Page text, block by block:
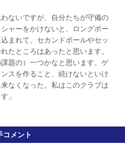
ないですが、自分たちが守備の
ャーをかけないと、ロングボー
まれて、セカンドボールやセッ
たところはあったと思います。
題の）一つかなと思います。ゲ
スを作ること、続けないといけ
なくなった。私はこのクラブは
」
コメント